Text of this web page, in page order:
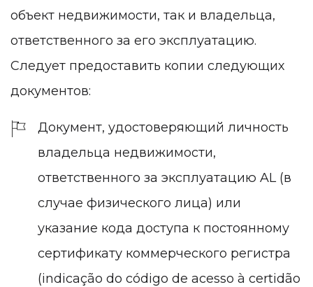
объект недвижимости, так и владельца,
ответственного за его эксплуатацию.
Следует предоставить копии следующих
документов:
Документ, удостоверяющий личность
владельца недвижимости,
ответственного за эксплуатацию AL (в
случае физического лица) или
указание кода доступа к постоянному
сертификату коммерческого регистра
(indicação do código de acesso à certidão